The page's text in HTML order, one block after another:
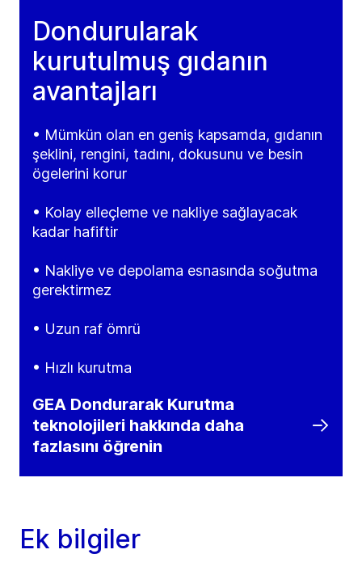
Dondurularak
kurutulmuş gıdanın
avantajları
• Mümkün olan en geniş kapsamda, gıdanın
şeklini, rengini, tadını, dokusunu ve besin
ögelerini korur
• Kolay elleçleme ve nakliye sağlayacak
kadar hafiftir
• Nakliye ve depolama esnasında soğutma
gerektirmez
• Uzun raf ömrü
• Hızlı kurutma
GEA Dondurarak Kurutma
teknolojileri hakkında daha
fazlasını öğrenin
Ek bilgiler